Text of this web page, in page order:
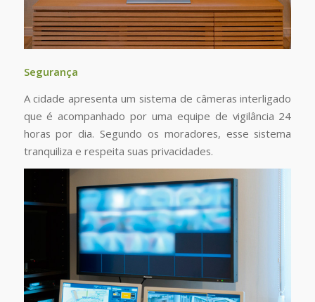
Segurança
A cidade apresenta um sistema de câmeras interligado
que é acompanhado por uma equipe de vigilância 24
horas por dia. Segundo os moradores, esse sistema
tranquiliza e respeita suas privacidades.